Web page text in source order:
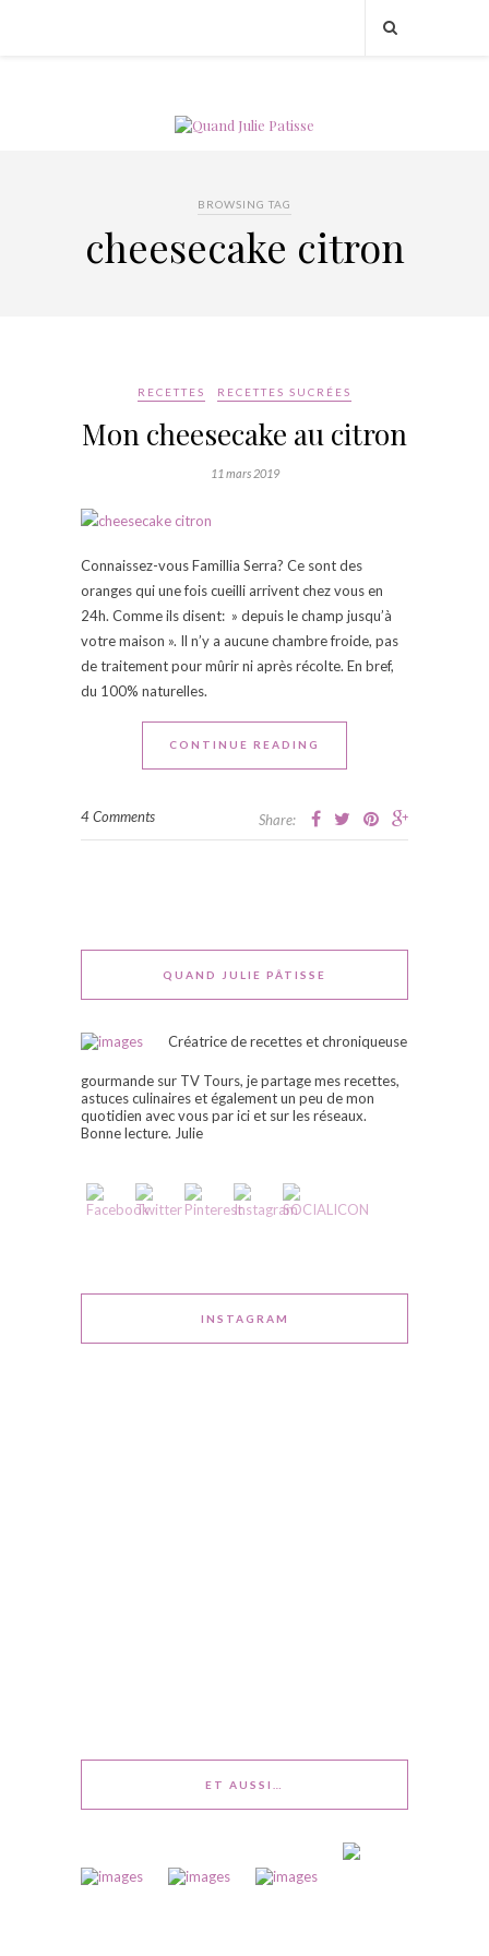
BROWSING TAG
cheesecake citron
RECETTES RECETTES SUCRÉES
Mon cheesecake au citron
11 mars 2019
Connaissez-vous Famillia Serra? Ce sont des
oranges qui une fois cueilli arrivent chez vous en
24h. Comme ils disent: » depuis le champ jusqu’à
votre maison ». Il n’y a aucune chambre froide, pas
de traitement pour mûrir ni après récolte. En bref,
du 100% naturelles.
CONTINUE READING
4 Comments Share:
QUAND JULIE PÂTISSE
Créatrice de recettes et chroniqueuse
gourmande sur TV Tours, je partage mes recettes,
astuces culinaires et également un peu de mon
quotidien avec vous par ici et sur les réseaux.
Bonne lecture. Julie
INSTAGRAM
ET AUSSI…